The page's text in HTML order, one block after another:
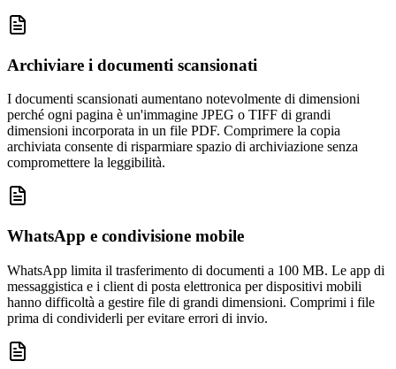
Archiviare i documenti scansionati
I documenti scansionati aumentano notevolmente di dimensioni
perché ogni pagina è un'immagine JPEG o TIFF di grandi
dimensioni incorporata in un file PDF. Comprimere la copia
archiviata consente di risparmiare spazio di archiviazione senza
compromettere la leggibilità.
WhatsApp e condivisione mobile
WhatsApp limita il trasferimento di documenti a 100 MB. Le app di
messaggistica e i client di posta elettronica per dispositivi mobili
hanno difficoltà a gestire file di grandi dimensioni. Comprimi i file
prima di condividerli per evitare errori di invio.